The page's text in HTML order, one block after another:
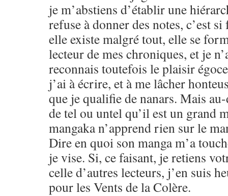
je m’abstiens d’établir une
refuse à donner des notes, c’est
elle existe malgré tout, elle se
lecteur de mes chroniques, et je
reconnais toutefois le plaisir
j’ai à écrire, et à me lâcher
que je qualifie de nanars. Mais
de tel ou untel qu’il est un grand
mangaka n’apprend rien sur le
Dire en quoi son manga m’a
je vise. Si, ce faisant, je retiens
celle d’autres lecteurs, j’en suis
pour les Vents de la Colère.